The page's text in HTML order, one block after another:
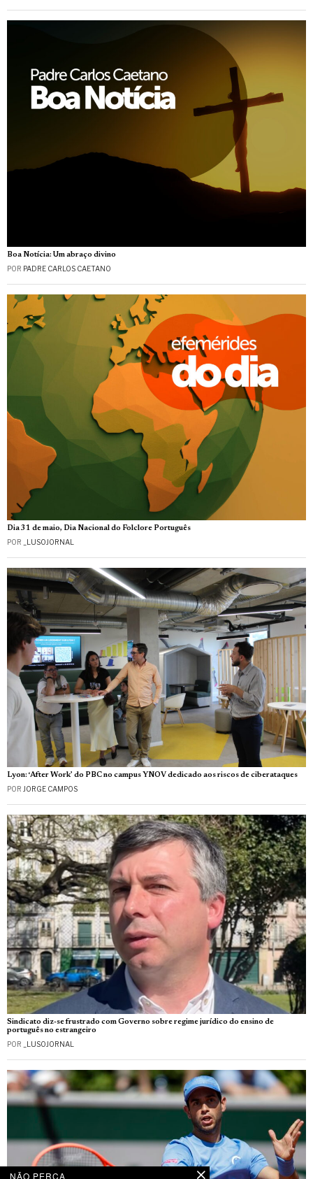
Boa Notícia: Um abraço divino
POR PADRE CARLOS CAETANO
Dia 31 de maio, Dia Nacional do Folclore Português
POR _LUSOJORNAL
Lyon: ‘After Work’ do PBC no campus YNOV dedicado aos riscos de ciberataques
POR JORGE CAMPOS
Sindicato diz-se frustrado com Governo sobre regime jurídico do ensino de
português no estrangeiro
POR _LUSOJORNAL
NÃO PERCA